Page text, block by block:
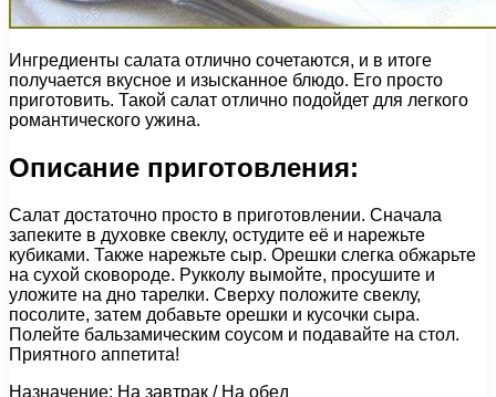
Ингредиенты салата отлично сочетаются, и в итоге
получается вкусное и изысканное блюдо. Его просто
приготовить. Такой салат отлично подойдет для легкого
романтического ужина.
Описание приготовления:
Салат достаточно просто в приготовлении. Сначала
запеките в духовке свеклу, остудите её и нарежьте
кубиками. Также нарежьте сыр. Орешки слегка обжарьте
на сухой сковороде. Рукколу вымойте, просушите и
уложите на дно тарелки. Сверху положите свеклу,
посолите, затем добавьте орешки и кусочки сыра.
Полейте бальзамическим соусом и подавайте на стол.
Приятного аппетита!
Назначение: На завтрак / На обед